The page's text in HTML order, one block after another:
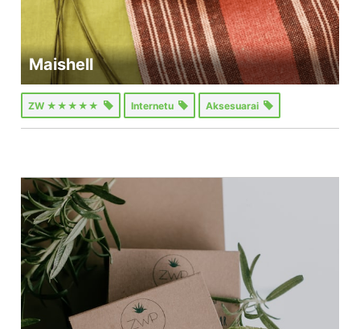
Maishell
ZW ★★★★★ Internetu Aksesuarai